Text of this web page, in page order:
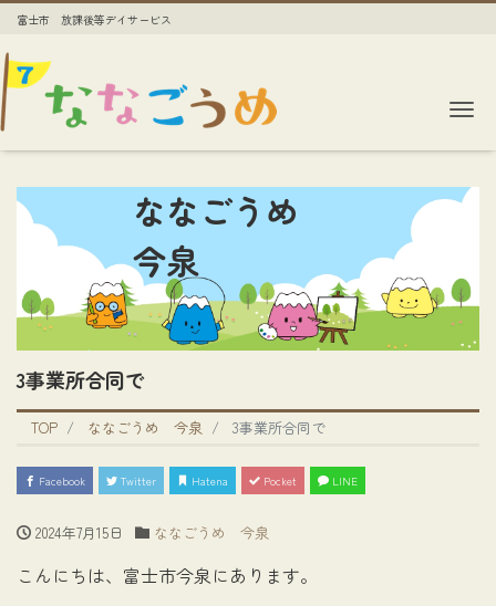
富士市 放課後等デイサービス
ななごうめ
今泉
3事業所合同で
TOP ななごうめ 今泉 3事業所合同で
Facebook Twitter Hatena Pocket LINE
2024年7月15日 ななごうめ 今泉
こんにちは、富士市今泉にあります。